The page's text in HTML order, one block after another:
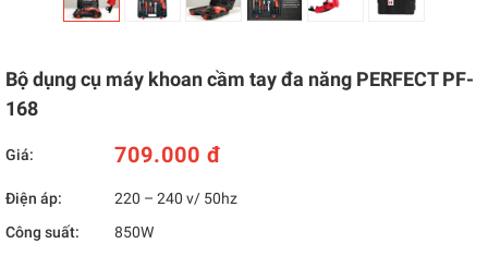
Bộ dụng cụ máy khoan cầm tay đa năng PERFECT PF-
168
Giá: 709.000 đ
Điện áp:
220 – 240 v/ 50hz
Công suất:
850W